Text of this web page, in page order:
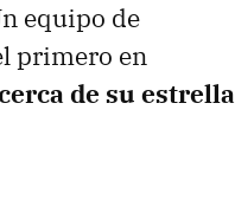
equipo de
primero en
de su estrella